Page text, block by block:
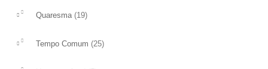
Quaresma (19)
Tempo Comum (25)